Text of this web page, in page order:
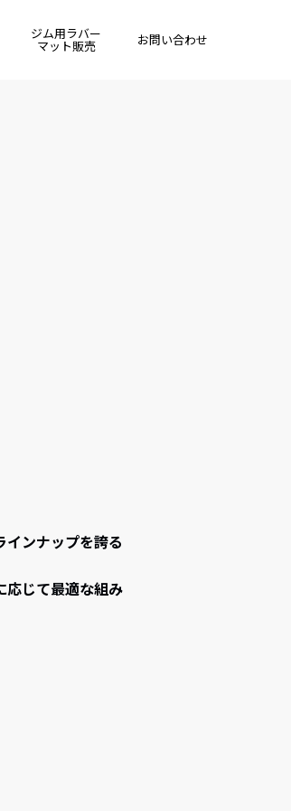
ジム用ラバー
マット販売 お問い合わせ
ンナップを誇る
応じて最適な組み